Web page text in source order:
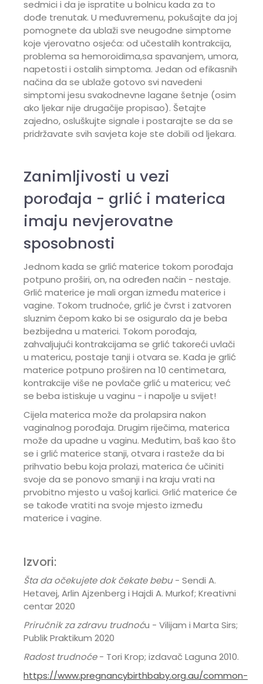
sedmici i da je ispratite u bolnicu kada za to
dođe trenutak. U međuvremenu, pokušajte da joj
pomognete da ublaži sve neugodne simptome
koje vjerovatno osjeća: od učestalih kontrakcija,
problema sa hemoroidima,sa spavanjem, umora,
napetosti i ostalih simptoma. Jedan od efikasnih
načina da se ublaže gotovo svi navedeni
simptomi jesu svakodnevne lagane šetnje (osim
ako ljekar nije drugačije propisao). Šetajte
zajedno, osluškujte signale i postarajte se da se
pridržavate svih savjeta koje ste dobili od ljekara.
Zanimljivosti u vezi
porođaja - grlić i materica
imaju nevjerovatne
sposobnosti
Jednom kada se grlić materice tokom porođaja
potpuno proširi, on, na određen način - nestaje.
Grlić materice je mali organ između materice i
vagine. Tokom trudnoće, grlić je čvrst i zatvoren
sluznim čepom kako bi se osiguralo da je beba
bezbijedna u materici. Tokom porođaja,
zahvaljujući kontrakcijama se grlić takoreći uvlači
u matericu, postaje tanji i otvara se. Kada je grlić
materice potpuno proširen na 10 centimetara,
kontrakcije više ne povlače grlić u matericu; već
se beba istiskuje u vaginu - i napolje u svijet!
Cijela materica može da prolapsira nakon
vaginalnog porođaja. Drugim riječima, materica
može da upadne u vaginu. Međutim, baš kao što
se i grlić materice stanji, otvara i rasteže da bi
prihvatio bebu koja prolazi, materica će učiniti
svoje da se ponovo smanji i na kraju vrati na
prvobitno mjesto u vašoj karlici. Grlić materice će
se takođe vratiti na svoje mjesto između
materice i vagine.
Izvori:
Šta da očekujete dok čekate bebu- Sendi A.
Hetavej, Arlin Ajzenberg i Hajdi A. Murkof; Kreativni
centar 2020
Priručnik za zdravu trudnoću - Vilijam i Marta Sirs;
Publik Praktikum 2020
Radost trudnoće- Tori Krop; izdavač Laguna 2010.
https://www.pregnancybirthbaby.org.au/common-